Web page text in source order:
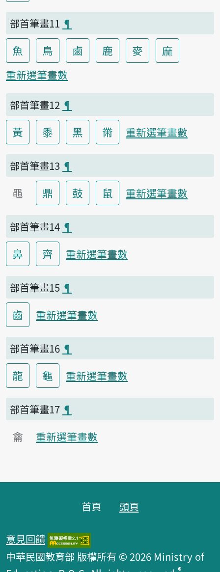
部首筆畫11 ¶
魚 鳥 鹵 鹿 麥 麻
重新選筆畫數
部首筆畫12 ¶
黃 黍 黑 黹 重新選筆畫數
部首筆畫13 ¶
黽 鼎 鼓 鼠 重新選筆畫數
部首筆畫14 ¶
鼻 齊 重新選筆畫數
部首筆畫15 ¶
齒 重新選筆畫數
部首筆畫16 ¶
龍 龜 重新選筆畫數
部首筆畫17 ¶
龠 重新選筆畫數
首頁 頭頁
意見回饋
中華民國教育部 版權所有 © 2026 Ministry of